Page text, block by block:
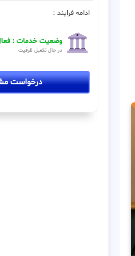
ادامه فرایند :
وضعیت خدمات : فعال
در حال تکمیل ظرفیت
درخواست